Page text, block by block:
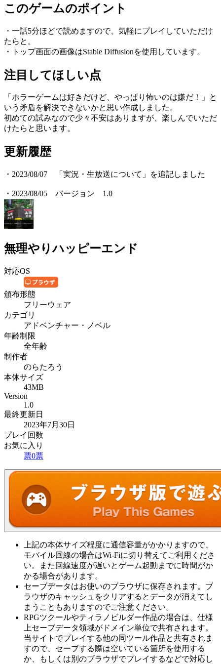
このゲームのポイント
・一話5分ほどで読めますので、気軽にプレイしていただけ
たらと。
・トップ画面の画像はStable Diffusionを使用しています。
注目してほしい点
「ホラーゲームは好きだけど、やっぱり怖いのは嫌だ！」と
いう矛盾を解決できないかと思い作成しました。
初めての試みなので少々不安はありますが、楽しんでいただ
けたらと思います。
更新履歴
・2023/08/07 「実況・生放送について」を追記しました
・2023/08/05 バージョン 1.0
無理やりハッピーエンド
対応OS
頒布形態
フリーウェア
カテゴリ
アドベンチャー・ノベル
年齢制限
全年齢
制作者
のらたろう
本体サイズ
43MB
Version
1.0
最終更新日
2023年7月30日
プレイ回数
お気に入り
票0票
上記の本体サイズ程度に通信容量がかかりますので、
モバイル回線の場合はWi-Fiに切り替えてご利用くださ
い。また回線速度が遅いとゲーム起動までに時間がか
かる場合があります。
セーブデータはお使いのブラウザに保存されます。ブ
ラウザのキャッシュをクリアするとデータが消えてし
まうこともありますのでご注意ください。
RPGツクールやティラノビルダー作品の場合は、仕様
上セーブデータ領域がドメイン単位で共有されます。
当サイトでプレイする他の同ツール作品と共有されま
すので、セーブする際は空いている箇所を使用する
か、もしくは別のブラウザでプレイするなどで対応し